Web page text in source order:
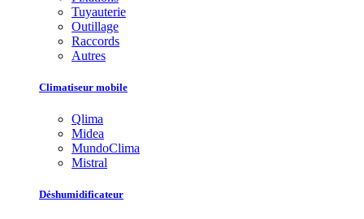
Tuyauterie
Outillage
Raccords
Autres
Climatiseur mobile
Qlima
Midea
MundoClima
Mistral
Déshumidificateur